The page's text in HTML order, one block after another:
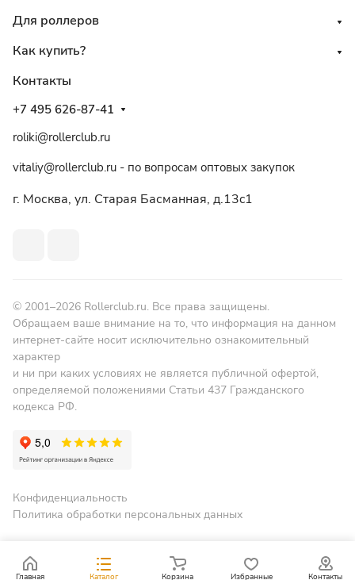
Для роллеров
Как купить?
Контакты
+7 495 626-87-41
roliki@rollerclub.ru
vitaliy@rollerclub.ru - по вопросам оптовых закупок
г. Москва, ул. Старая Басманная, д.13c1
© 2001–2026 Rollerclub.ru. Все права защищены.
Обращаем ваше внимание на то, что информация на данном
интернет-сайте носит исключительно ознакомительный
характер
и ни при каких условиях не является публичной офертой,
определяемой положениями Статьи 437 Гражданского
кодекса РФ.
Конфиденциальность
Политика обработки персональных данных
Главная Каталог Корзина Избранные Контакты